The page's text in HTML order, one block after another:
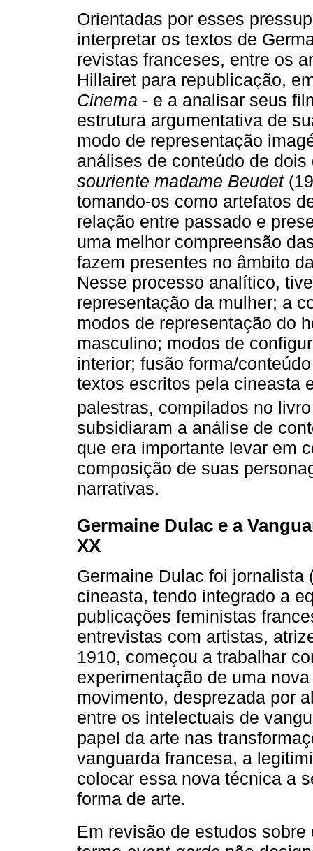
Orientadas por esses
interpretar os textos de
revistas franceses, entre os
Hillairet para republicação,
Cinema - e a analisar seus
estrutura argumentativa de
modo de representação
análises de conteúdo de
souriente madame Beudet
tomando-os como artefatos
relação entre passado e
uma melhor compreensão
fazem presentes no âmbito
Nesse processo analítico,
representação da mulher; a
modos de representação do
masculino; modos de
interior; fusão forma/
textos escritos pela cineasta
palestras, compilados no
subsidiaram a análise de
que era importante levar em
composição de suas
narrativas.
Germaine Dulac e a
XX
Germaine Dulac foi jornalista
cineasta, tendo integrado a
publicações feministas
entrevistas com artistas,
1910, começou a trabalhar
experimentação de uma
movimento, desprezada por
entre os intelectuais de
papel da arte nas
vanguarda francesa, a
colocar essa nova técnica a
forma de arte.
Em revisão de estudos